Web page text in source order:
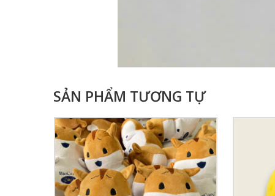
SẢN PHẨM TƯƠNG TỰ